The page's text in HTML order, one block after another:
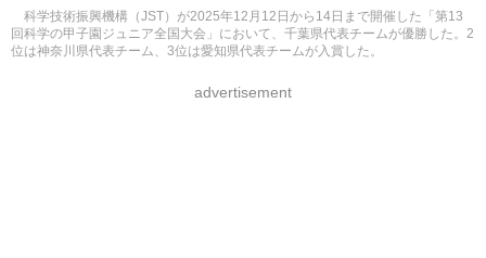
科学技術振興機構（JST）が2025年12月12日から14日まで開催した「第13
回科学の甲子園ジュニア全国大会」において、千葉県代表チームが優勝した。2
位は神奈川県代表チーム、3位は愛知県代表チームが入賞した。
advertisement